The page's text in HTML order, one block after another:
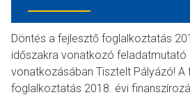
Döntés a fejlesztő foglalkoztatás
időszakra vonatkozó feladatmutató
vonatkozásában Tisztelt Pályázó! A
foglalkoztatás 2018. évi